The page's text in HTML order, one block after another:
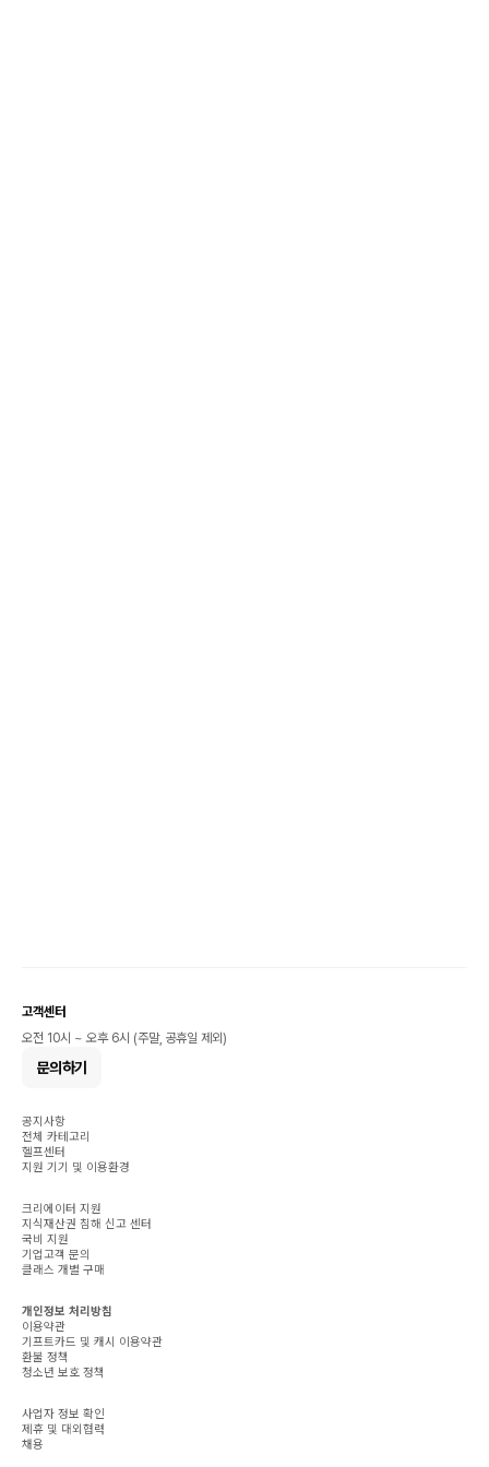
고객센터
오전 10시 ~ 오후 6시 (주말, 공휴일 제외)
문의하기
공지사항
전체 카테고리
헬프센터
지원 기기 및 이용환경
크리에이터 지원
지식재산권 침해 신고 센터
국비 지원
기업고객 문의
클래스 개별 구매
개인정보 처리방침
이용약관
기프트카드 및 캐시 이용약관
환불 정책
청소년 보호 정책
사업자 정보 확인
제휴 및 대외협력
채용